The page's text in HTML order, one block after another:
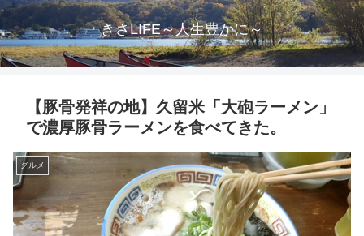
きさLIFE～人生豊かに～
【豚骨発祥の地】久留米「大砲ラーメン」
で濃厚豚骨ラーメンを食べてきた。
グルメ